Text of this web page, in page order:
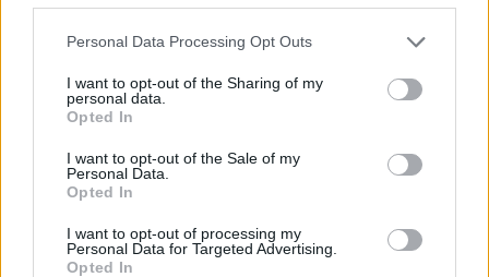
Please note that this website/app uses one or more Google
not limited to your visit or usage behaviour. You may click to
grant or deny consent to Google and its third-party tags to
use your data for below specified purposes in below Google
consent section.
Personal Data Processing Opt Outs
I want to opt-out of the Sharing of my
personal data.
Opted In
I want to opt-out of the Sale of my
Personal Data.
Opted In
I want to opt-out of processing my
Personal Data for Targeted Advertising.
Opted In
Identifica y elimina suscripciones, fees y compras impulsivas
Marta Ruiz · 8 Ago 2026